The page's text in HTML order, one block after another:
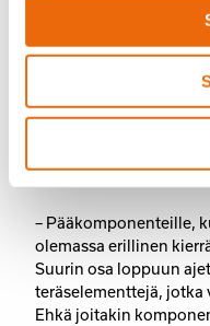
– Ellei konetta lähdetä
Lintula toteaa.
Tanan laitteille on
varmistetaan
kuormittava tapa
– Pääkomponenteille,
olemassa erillinen
Suurin osa loppuun
teräselementtejä, jotka
Ehkä joitakin